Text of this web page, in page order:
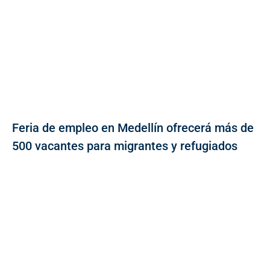
Feria de empleo en Medellín ofrecerá más de
500 vacantes para migrantes y refugiados